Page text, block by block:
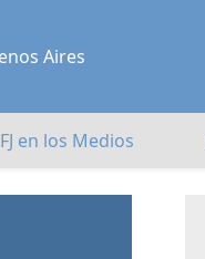
Aires
en los Medios